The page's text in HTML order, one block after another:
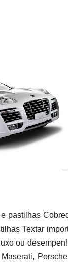
pastilhas
Textar
ou